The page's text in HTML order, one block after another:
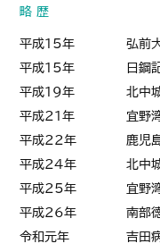
略 歴
平成15年
弘前
平成15年
日鋼
平成19年
北中
平成21年
宜野
平成22年
鹿児
平成24年
北中
平成25年
宜野
平成26年
南部
令和元年
吉田